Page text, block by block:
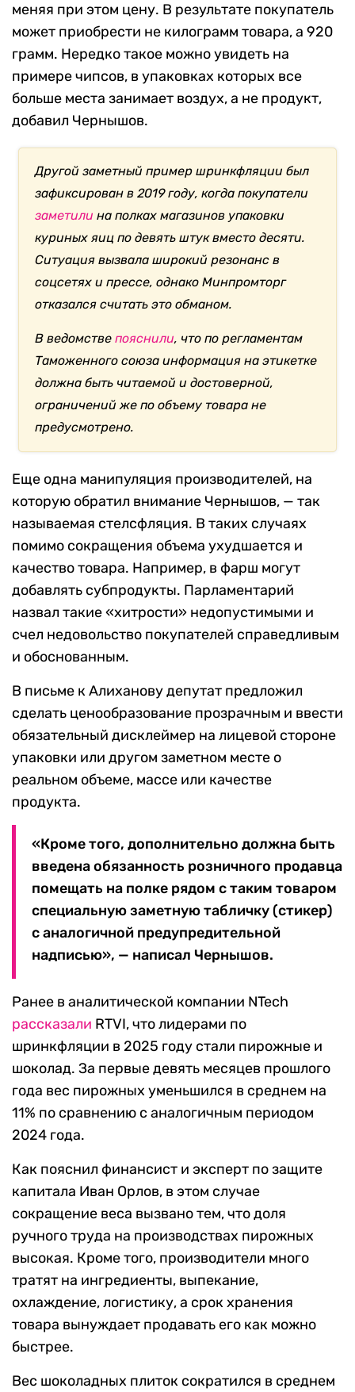
меняя при этом цену. В результате покупатель
может приобрести не килограмм товара, а 920
грамм. Нередко такое можно увидеть на
примере чипсов, в упаковках которых все
больше места занимает воздух, а не продукт,
добавил Чернышов.
Другой заметный пример шринкфляции был
зафиксирован в 2019 году, когда покупатели
заметили на полках магазинов упаковки
куриных яиц по девять штук вместо десяти.
Ситуация вызвала широкий резонанс в
соцсетях и прессе, однако Минпромторг
отказался считать это обманом.
В ведомствепояснили, что по регламентам
Таможенного союза информация на этикетке
должна быть читаемой и достоверной,
ограничений же по объему товара не
предусмотрено.
Еще одна манипуляция производителей, на
которую обратил внимание Чернышов, — так
называемая стелсфляция. В таких случаях
помимо сокращения объема ухудшается и
качество товара. Например, в фарш могут
добавлять субпродукты. Парламентарий
назвал такие «хитрости» недопустимыми и
счел недовольство покупателей справедливым
и обоснованным.
В письме к Алиханову депутат предложил
сделать ценообразование прозрачным и ввести
обязательный дисклеймер на лицевой стороне
упаковки или другом заметном месте о
реальном объеме, массе или качестве
продукта.
«Кроме того, дополнительно должна быть
введена обязанность розничного продавца
помещать на полке рядом с таким товаром
специальную заметную табличку (стикер)
с аналогичной предупредительной
надписью», — написал Чернышов.
Ранее в аналитической компании NTech
рассказали RTVI, что лидерами по
шринкфляции в 2025 году стали пирожные и
шоколад. За первые девять месяцев прошлого
года вес пирожных уменьшился в среднем на
11% по сравнению с аналогичным периодом
2024 года.
Как пояснил финансист и эксперт по защите
капитала Иван Орлов, в этом случае
сокращение веса вызвано тем, что доля
ручного труда на производствах пирожных
высокая. Кроме того, производители много
тратят на ингредиенты, выпекание,
охлаждение, логистику, а срок хранения
товара вынуждает продавать его как можно
быстрее.
Вес шоколадных плиток сократился в среднем